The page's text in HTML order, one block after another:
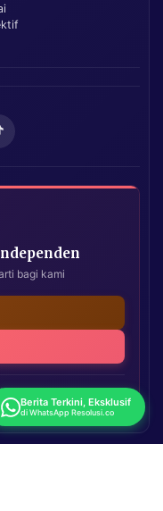
bagi kami
Berita Terkini, Eksklusif
di WhatsApp Resolusi.co